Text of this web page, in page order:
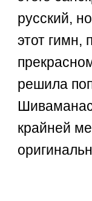
русский,
этот гимн,
решила
крайней